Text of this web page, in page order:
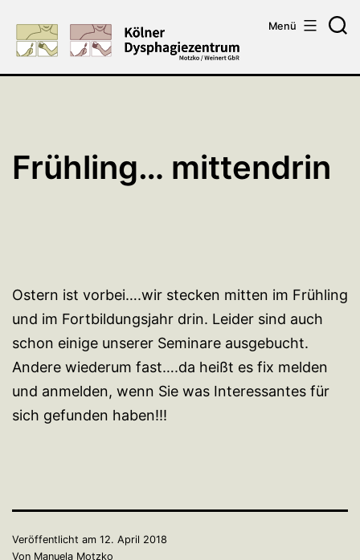
Inhalt
springen
Menü
Frühling… mittendrin
Ostern ist vorbei….wir stecken mitten im Frühling
und im Fortbildungsjahr drin. Leider sind auch
schon einige unserer Seminare ausgebucht.
Andere wiederum fast….da heißt es fix melden
und anmelden, wenn Sie was Interessantes für
sich gefunden haben!!!
Veröffentlicht am 12. April 2018
Von Manuela Motzko